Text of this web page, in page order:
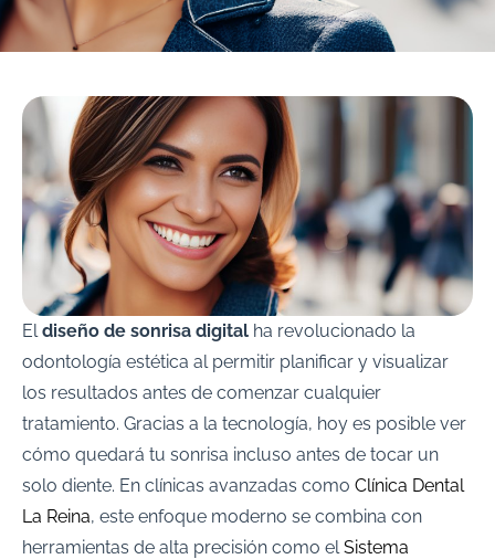
El diseño de sonrisa digital ha revolucionado la
odontología estética al permitir planificar y visualizar
los resultados antes de comenzar cualquier
tratamiento. Gracias a la tecnología, hoy es posible ver
cómo quedará tu sonrisa incluso antes de tocar un
solo diente. En clínicas avanzadas como Clínica Dental
La Reina, este enfoque moderno se combina con
herramientas de alta precisión como el Sistema